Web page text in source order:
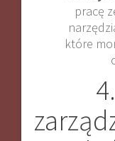
pracę
które